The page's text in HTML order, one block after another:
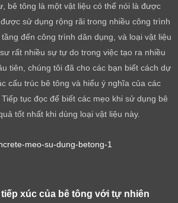
bê tông là một vật liệu có thể nói là được
sử dụng rộng rãi trong nhiều công trình
đến công trình dân dụng, và loại vật liệu
rất nhiều sự tự do trong việc tạo ra nhiều
tiên, chúng tôi đã cho các bạn biết cách dự
cấu trúc bê tông và hiểu ý nghĩa của các
tục đọc để biết các mẹo khi sử dụng bê
tốt nhất khi dùng loại vật liệu này.
xúc của bê tông với tự nhiên